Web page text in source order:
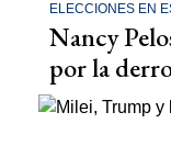
ELECCIONES EN
Nancy
por la